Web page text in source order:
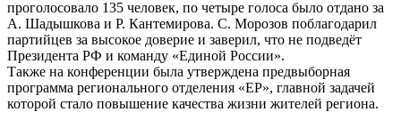
проголосовало 135 человек, по четыре голоса было отдано за
А. Шадышкова и Р. Кантемирова. С. Морозов поблагодарил
партийцев за высокое доверие и заверил, что не подведёт
Президента РФ и команду «Единой России».
Также на конференции была утверждена предвыборная
программа регионального отделения «ЕР», главной задачей
которой стало повышение качества жизни жителей региона.